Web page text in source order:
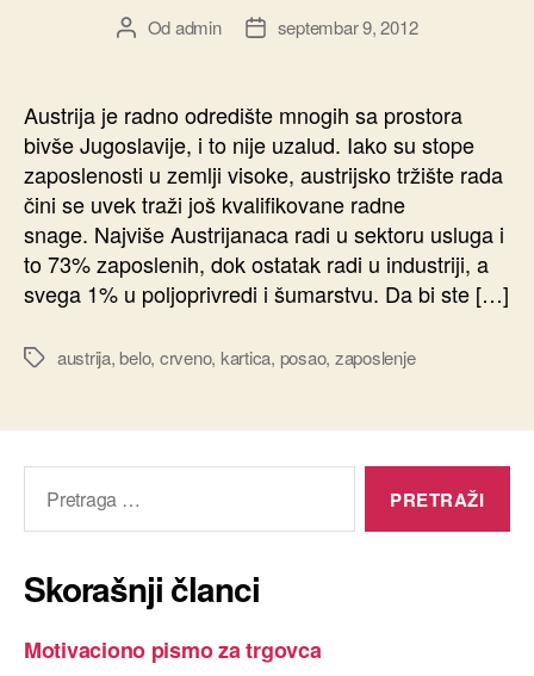
Autor
Odadmin
Datumseptembar 9, 2012
Austrija je radno odredište mnogih sa prostora
bivše Jugoslavije, i to nije uzalud. Iako su stope
zaposlenosti u zemlji visoke, austrijsko tržište rada
čini se uvek traži još kvalifikovane radne
snage. Najviše Austrijanaca radi u sektoru usluga i
to 73% zaposlenih, dok ostatak radi u industriji, a
svega 1% u poljoprivredi i šumarstvu. Da bi ste […]
Oznakeaustrija,belo, crveno, kartica, posao, zaposlenje
Skorašnji članci
Motivaciono pismo za trgovca